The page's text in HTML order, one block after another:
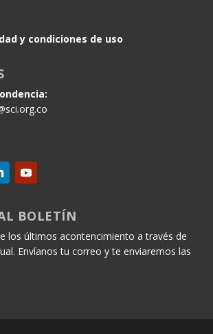
y condiciones de uso
BOLETÍN
los últimos acontencimiento a través de
Envíanos tu correo y te enviaremos las